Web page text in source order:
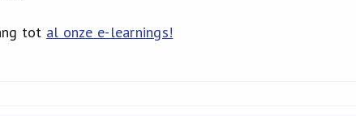
tot al onze e-learnings!